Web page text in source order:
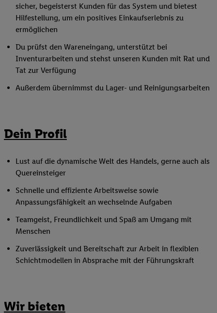
sicher, begeisterst Kunden für das System und bietest
Hilfestellung, um ein positives Einkaufserlebnis zu
ermöglichen
Du prüfst den Wareneingang, unterstützt bei
Inventurarbeiten und stehst unseren Kunden mit Rat und
Tat zur Verfügung
Außerdem übernimmst du Lager- und Reinigungsarbeiten
Dein Profil
Lust auf die dynamische Welt des Handels, gerne auch als
Quereinsteiger
Schnelle und effiziente Arbeitsweise sowie
Anpassungsfähigkeit an wechselnde Aufgaben
Teamgeist, Freundlichkeit und Spaß am Umgang mit
Menschen
Zuverlässigkeit und Bereitschaft zur Arbeit in flexiblen
Schichtmodellen in Absprache mit der Führungskraft
Wir bieten